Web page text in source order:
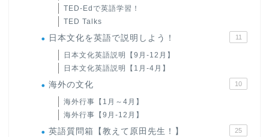
TED-Edで英語学習！
TED Talks
日本文化を英語で説明しよう！ 11
日本文化英語説明【9月-12月】
日本文化英語説明【1月-4月】
海外の文化 10
海外行事【1月～4月】
海外行事【9月-12月】
英語質問箱【教えて原田先生！】 25